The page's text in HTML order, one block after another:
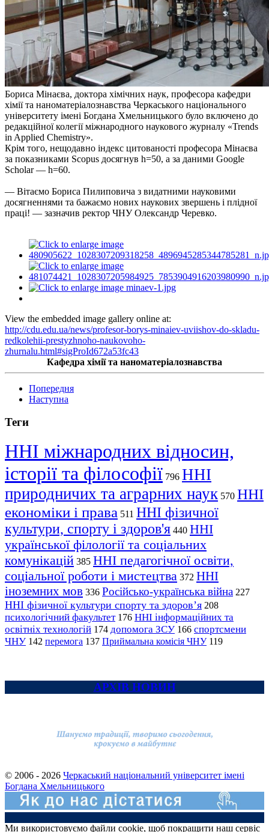
Бориса Мінаєва, доктора хімічних наук, професора кафедри
хімії та наноматеріалознавства Черкаського національного
університету імені Богдана Хмельницького було включено до
редакційної колегії міжнародного наукового журналу «Trends
in Applied Chemistry».
Крім того, нещодавно індекс цитованості професора Мінаєва
за показниками Scopus досягнув h=50, а за даними Google
Scholar — h=60.
— Вітаємо Бориса Пилиповича з видатними науковими
досягненнями та бажаємо нових наукових звершень і плідної
праці! — зазначив ректор ЧНУ Олександр Черевко.
View the embedded image gallery online at:
http://cdu.edu.ua/news/profesor-borys-minaiev-uviishov-do-skladu-
redkolehii-prestyzhnoho-naukovoho-
zhurnalu.html#sigProId672a53fc43
Кафедра хімії та наноматеріалознавства
Попередня
Наступна
Теги
ННІ міжнародних відносин,
історії та філософії 796 ННІ
природничих та аграрних наук 570 ННІ
економіки і права 511 ННІ фізичної
культури, спорту і здоров'я 440 ННІ
української філології та соціальних
комунікацій 385 ННІ педагогічної освіти,
соціальної роботи і мистецтва 372 ННІ
іноземних мов 336 Російсько-українська війна 227
ННІ фізичної культури спорту та здоров’я 208
психологічний факультет 176 ННІ інформаційних та
освітніх технологій 174 допомога ЗСУ 166 спортсмени
ЧНУ 142 перемога 137 Приймальна комісія ЧНУ 119
АРХІВ НОВИН
© 2006 - 2026 Черкаський національний університет імені
Богдана Хмельницького
Ми використовуємо файли cookie, щоб покращити наш сервіс